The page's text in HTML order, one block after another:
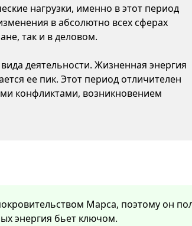
нагрузки, именно в этот период
в абсолютно всех сферах
так и в деловом.
деятельности. Жизненная энергия
ее пик. Этот период отличителен
конфликтами, возникновением
Марса, поэтому он
энергия бьет ключом.